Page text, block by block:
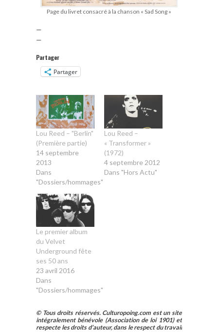
Page du livret consacré à la chanson « Sad Song »
—
—
Partager
Partager
Lou Reed – "Berlin"
(Première partie)
14 septembre
2013
Dans
"Dossiers/hommages"
Lou Reed –
« Transformer »
(1972)
4 septembre 2012
Dans "Hors Actu"
Le premier album
du Velvet
Underground fête
ses 50 ans
23 avril 2016
Dans
"Dossiers/hommages"
© Tous droits réservés. Culturopoing.com est un site
intégralement bénévole (Association de loi 1901) et
respecte les droits d’auteur, dans le respect du travail